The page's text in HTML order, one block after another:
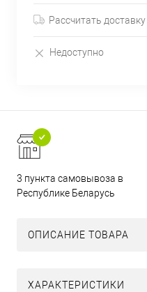
Рассчитать доставку
Недоступно
3 пункта самовывоза в
Республике Беларусь
ОПИСАНИЕ ТОВАРА
ХАРАКТЕРИСТИКИ